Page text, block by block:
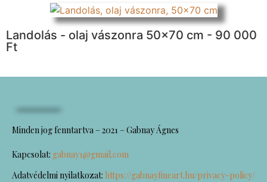
Landolás - olaj vászonra 50x70 cm - 90 000
Ft
Minden jog fenntartva – 2021 – Gabnay Ágnes
Kapcsolat: gabnay1@gmail.com
Adatvédelmi nyilatkozat: https://gabnayfineart.hu/privacy-policy/